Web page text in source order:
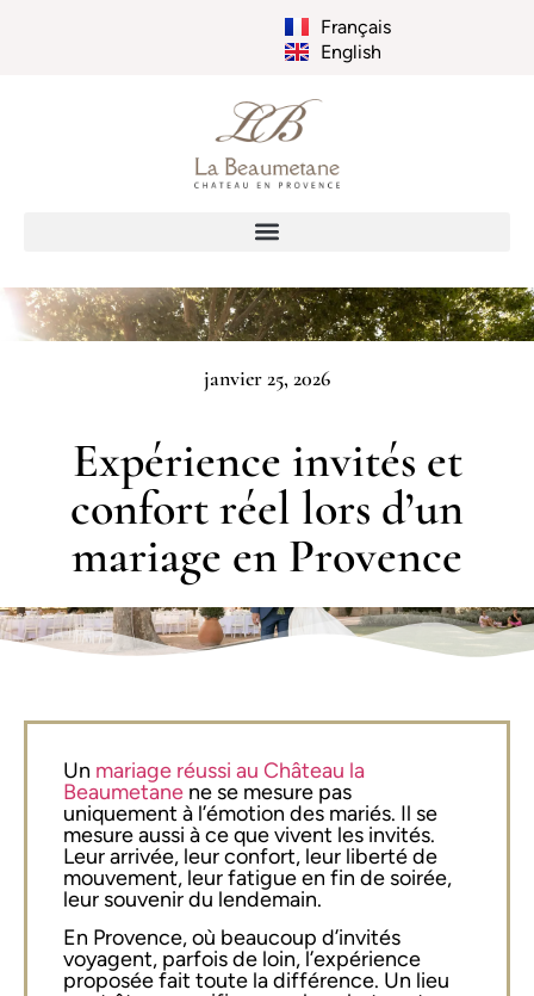
Français
English
janvier 25, 2026
Expérience invités et
confort réel lors d’un
mariage en Provence
Un mariage réussi au Château la
Beaumetane ne se mesure pas
uniquement à l’émotion des mariés. Il se
mesure aussi à ce que vivent les invités.
Leur arrivée, leur confort, leur liberté de
mouvement, leur fatigue en fin de soirée,
leur souvenir du lendemain.
En Provence, où beaucoup d’invités
voyagent, parfois de loin, l’expérience
proposée fait toute la différence. Un lieu